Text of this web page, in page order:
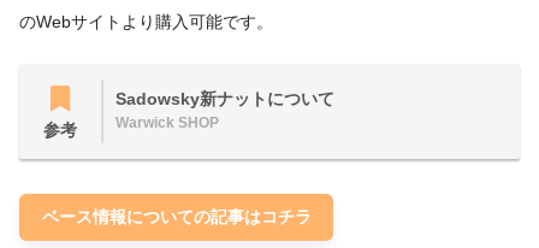
のWebサイトより購入可能です。
参考
Sadowsky新ナットについて
Warwick SHOP
ベース情報についての記事はコチラ